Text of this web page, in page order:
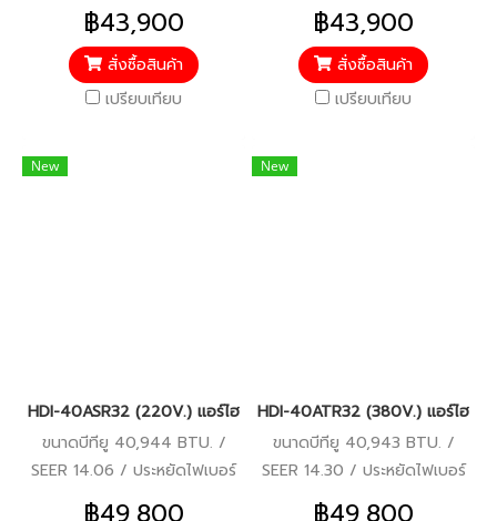
5 (1 ดาว) / รีโมทมีสาย / รับ
ประกันคอมเพรสเซอร์ 10 ปี
อะไหล่อื่นๆ 5 ปี
฿43,900
สั่งซื้อสินค้า
เปรียบเทียบ
5 / รีโมทมีสาย / รับประกัน
คอมเพรสเซอร์ 10 ปี อะไหล่อื่นๆ
5 ปี
฿43,900
สั่งซื้อสินค้า
เปรียบเทียบ
New
HDI-40ASR32 (220V.) แอร์ไฮเออร์ Haier คอยล์เปลือย Duct
ขนาดบีทียู 40,944 BTU. /
SEER 14.06 / ประหยัดไฟเบอร์
5 / รีโมทมีสาย / รับประกัน
฿49,800
New
HDI-40ATR32 (380V.) แอร์ไฮเ
ขนาดบีทียู 40,943 BTU. /
SEER 14.30 / ประหยัดไฟเบอร์
5 / รีโมทมีสาย / รับประกัน
฿49,800